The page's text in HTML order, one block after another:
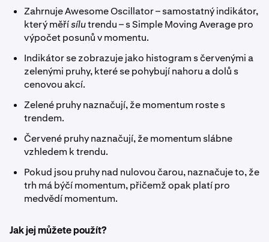
Zahrnuje Awesome Oscillator – samostatný indikátor,
který měřísílutrendu – s Simple Moving Average pro
výpočet posunů v momentu.
Indikátor se zobrazuje jako histogram s červenými a
zelenými pruhy, které se pohybují nahoru a dolů s
cenovou akcí.
Zelené pruhy naznačují, že momentum roste s
trendem.
Červené pruhy naznačují, že momentum slábne
vzhledem k trendu.
Pokud jsou pruhy nad nulovou čarou, naznačuje to, že
trh má býčí momentum, přičemž opak platí pro
medvědí momentum.
Jak jej můžete použít?